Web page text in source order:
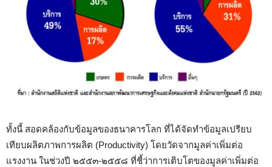
ทั้งนี้ สอดคล้องกับข้อมูลของธนาคารโลก ที่ได้จัดทำข้อมูลเปรียบ
เทียบผลิตภาพการผลิต (Productivity) โดยวัดจากมูลค่าเพิ่มต่อ
แรงงาน ในช่วงปี ๒๕๕๓-๒๕๕๘ ที่ชี้ว่าการเติบโตของมูลค่าเพิ่มต่อ